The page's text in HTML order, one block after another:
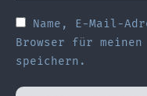
Name, E-Mail-
Browser für meinen
speichern.